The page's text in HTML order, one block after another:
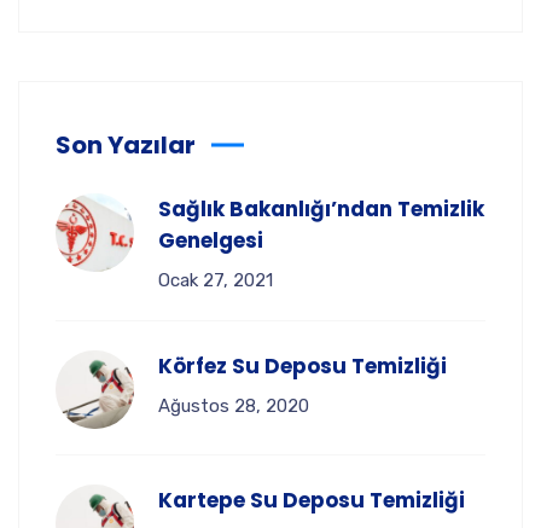
Son Yazılar
Sağlık Bakanlığı’ndan Temizlik
Genelgesi
Ocak 27, 2021
Körfez Su Deposu Temizliği
Ağustos 28, 2020
Kartepe Su Deposu Temizliği